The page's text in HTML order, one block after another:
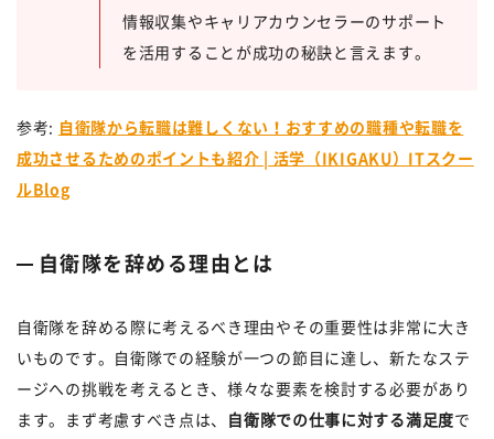
情報収集やキャリアカウンセラーのサポート
を活用することが成功の秘訣と言えます。
参考: 自衛隊から転職は難しくない！おすすめの職種や転職を
成功させるためのポイントも紹介 | 活学（IKIGAKU）ITスクー
ルBlog
自衛隊を辞める理由とは
自衛隊を辞める際に考えるべき理由やその重要性は非常に大き
いものです。自衛隊での経験が一つの節目に達し、新たなステ
ージへの挑戦を考えるとき、様々な要素を検討する必要があり
ます。まず考慮すべき点は、
自衛隊での仕事に対する満足度で